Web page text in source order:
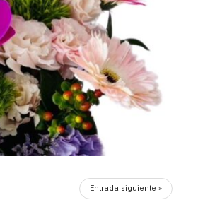
Entrada siguiente »